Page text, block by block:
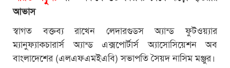
আভাস
স্বাগত বক্তব্য রাখেন লেদারগুডস অ্যান্ড ফুটওয়্যার
ম্যানুফ্যাকচারার্স অ্যান্ড এক্সপোর্টার্স অ্যাসোসিয়েশন অব
বাংলাদেশের (এলএফএমইএবি) সভাপতি সৈয়দ নাসিম মঞ্জুর।